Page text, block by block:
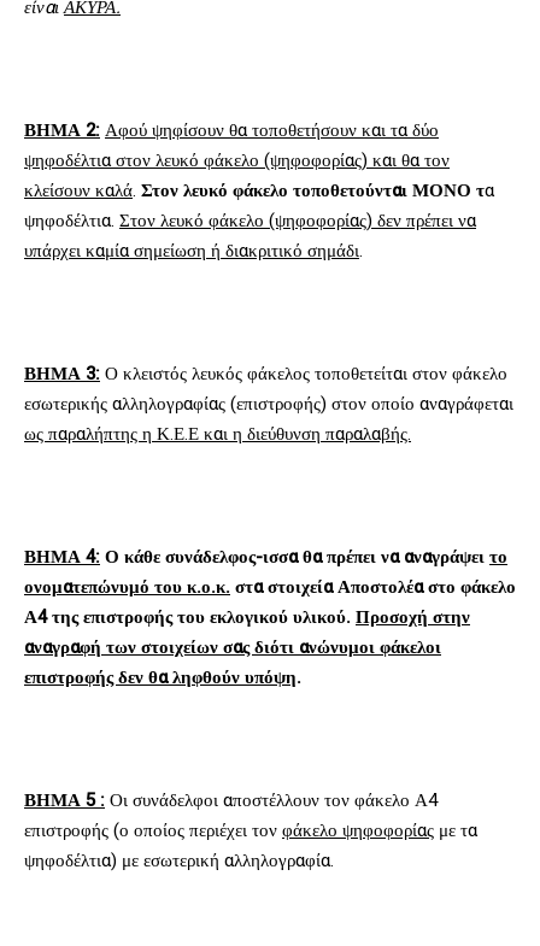
είναιΑΚΥΡΑ.
ΒΗΜΑ 2:Αφού ψηφίσουν θα τοποθετήσουν και τα δύο
ψηφοδέλτια στον λευκό φάκελο (ψηφοφορίας) και θα τον
κλείσουν καλά. Στον λευκό φάκελο τοποθετούνται ΜΟΝΟ τα
ψηφοδέλτια. Στον λευκό φάκελο (ψηφοφορίας) δεν πρέπει να
υπάρχει καμία σημείωση ή διακριτικό σημάδι.
ΒΗΜΑ 3:Ο κλειστός λευκός φάκελος τοποθετείται στον φάκελο
εσωτερικής αλληλογραφίας (επιστροφής) στον οποίο αναγράφεται
ως παραλήπτης η Κ.Ε.Ε και η διεύθυνση παραλαβής.
ΒΗΜΑ 4:Ο κάθε συνάδελφος-ισσα θα πρέπει να αναγράψειτο
ονοματεπώνυμό του κ.ο.κ. στα στοιχεία Αποστολέα στο φάκελο
Α4 της επιστροφής του εκλογικού υλικού. Προσοχή στην
αναγραφή των στοιχείων σας διότι ανώνυμοι φάκελοι
επιστροφής δεν θα ληφθούν υπόψη.
ΒΗΜΑ 5 :Οι συνάδελφοι αποστέλλουν τον φάκελο Α4
επιστροφής (ο οποίος περιέχει τονφάκελο ψηφοφορίας με τα
ψηφοδέλτια) με εσωτερική αλληλογραφία.